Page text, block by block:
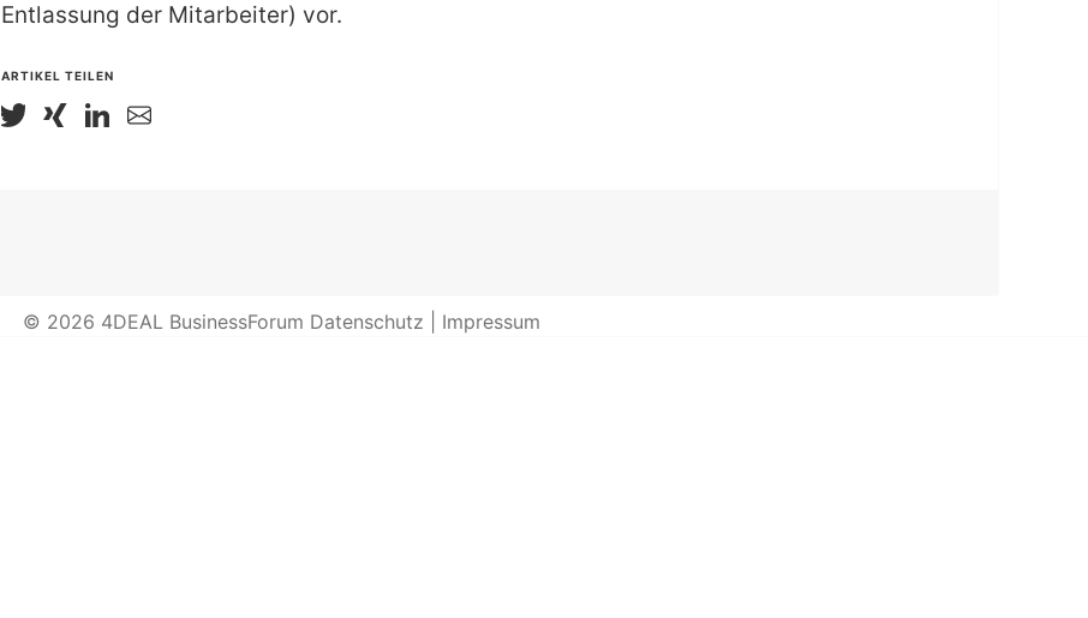
Entlassung der Mitarbeiter) vor.
ARTIKEL TEILEN
© 2026 4DEAL BusinessForum Datenschutz Impressum